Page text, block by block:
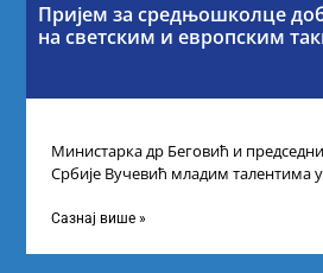
Пријем за средњошколце
на светским и европским
Министарка др Беговић и
Србије Вучевић младим талентима
Сазнај више »